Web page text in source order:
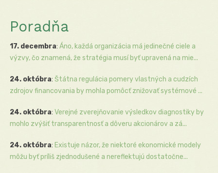
Poradňa
17. decembra: Áno, každá organizácia má jedinečné ciele a
výzvy, čo znamená, že stratégia musí byť upravená na mie...
24. októbra: Štátna regulácia pomery vlastných a cudzích
zdrojov financovania by mohla pomôcť znižovať systémové ...
24. októbra: Verejné zverejňovanie výsledkov diagnostiky by
mohlo zvýšiť transparentnosť a dôveru akcionárov a zá...
24. októbra: Existuje názor, že niektoré ekonomické modely
môžu byť príliš zjednodušené a nereflektujú dostatočne...